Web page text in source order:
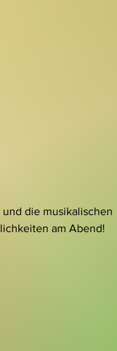
die musikalischen
am Abend!